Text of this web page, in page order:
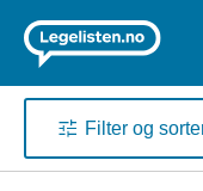
Filter og